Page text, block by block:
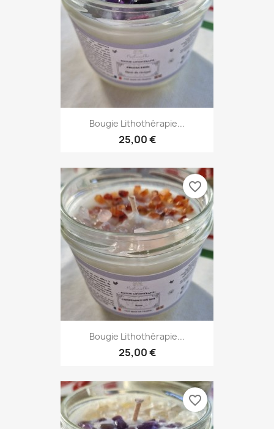
Bougie Lithothérapie...
25,00 €
Bougie Lithothérapie...
25,00 €
favorite_border
favorite_border